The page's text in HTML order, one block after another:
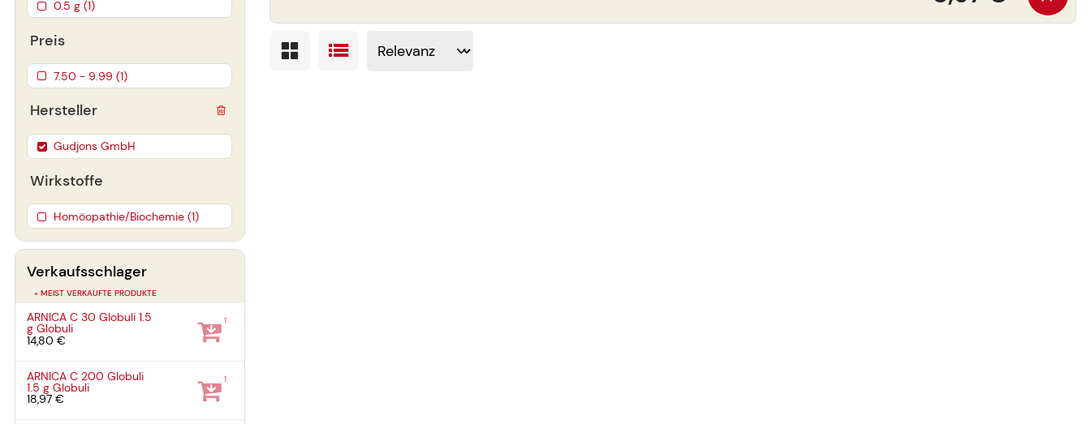
0.5 g (1)
Preis
7.50 - 9.99 (1)
Hersteller
Gudjons GmbH
Wirkstoffe
Homöopathie/Biochemie (1)
Verkaufsschlager
» MEIST VERKAUFTE PRODUKTE
ARNICA C 30 Globuli1.5
gGlobuli
14,80 €
1
ARNICA C 200 Globuli
1.5 gGlobuli
18,97 €
1